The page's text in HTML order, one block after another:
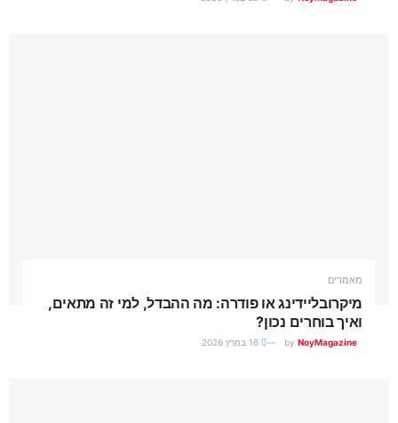
מאמרים
מיקרובליידינג או פודרה: מה ההבדל, למי זה מתאים,
ואיך בוחרים נכון?
by NoyMagazine